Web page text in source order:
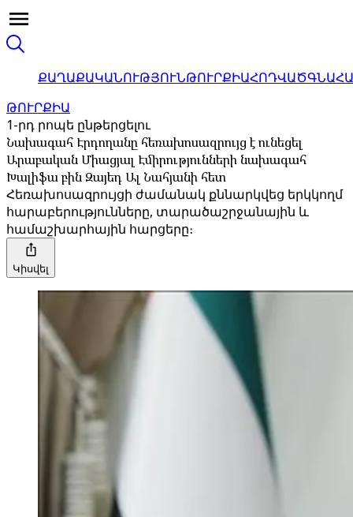
ՔԱՂԱՔԱԿԱՆՈՒԹՅՈՒՆԹՈՒՐՔԻԱՀՈԴՎԱԾ
ԹՈՒՐՔԻԱ
1-րդ րոպե ընթերցելու
Նախագահ Էրդողանը հեռախոսազրույց է ունեցել
Արաբական Միացյալ Էմիրությունների նախագահ
Խալիֆա բին Զայեդ Ալ Նահյանի հետ
Հեռախոսազրույցի ժամանակ քննարկվեց երկկողմ
հարաբերությունները, տարածաշրջանային և
համաշխարհային հարցերը։
Կիսվել